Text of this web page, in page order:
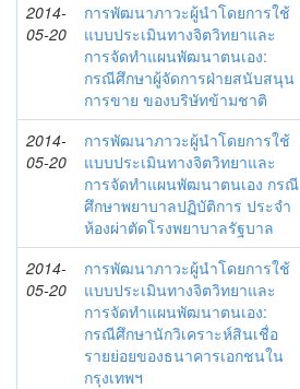
2014-
05-20
การพัฒนาภาวะผู้นำโดยการใช้
แบบประเมินทางจิตวิทยาและ
การจัดทำแผนพัฒนาตนเอง:
กรณีศึกษาผู้จัดการฝ่ายสนับสนุน
การขาย ของบริษัทข้ามชาติ
2014-
05-20
การพัฒนาภาวะผู้นำโดยการใช้
แบบประเมินทางจิตวิทยาและ
การจัดทำแผนพัฒนาตนเอง กรณี
ศึกษาพยาบาลปฏิบัติการ ประจำ
ห้องผ่าตัดโรงพยาบาลรัฐบาล
2014-
05-20
การพัฒนาภาวะผู้นำโดยการใช้
แบบประเมินทางจิตวิทยาและ
การจัดทำแผนพัฒนาตนเอง:
กรณีศึกษานักวิเคราะห์สินเชื่อ
รายย่อยของธนาคารเอกชนใน
กรุงเทพฯ